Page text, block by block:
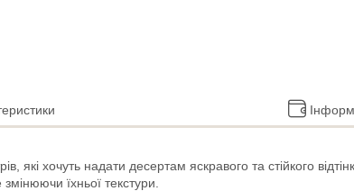
які хочуть надати десертам яскравого та стійкого
їхньої текстури.